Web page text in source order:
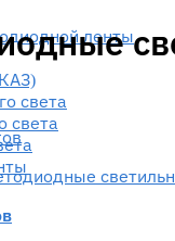
ленты
света
света